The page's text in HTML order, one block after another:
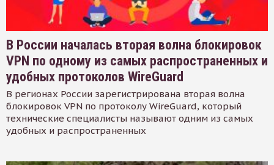
В России началась вторая волна блокировок
VPN по одному из самых распространенных и
удобных протоколов WireGuard
В регионах России зарегистрирована вторая волна
блокировок VPN по протоколу WireGuard, который
технические специалисты называют одним из самых
удобных и распространенных